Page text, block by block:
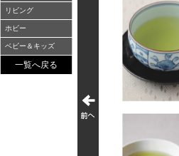
リビング
ホビー
ベビー＆キッズ
一覧へ戻る